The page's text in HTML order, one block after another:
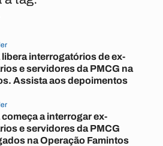
interrogatórios de ex-
e servidores da PMCG na
Assista aos depoimentos
a interrogar ex-
e servidores da PMCG
na Operação Famintos